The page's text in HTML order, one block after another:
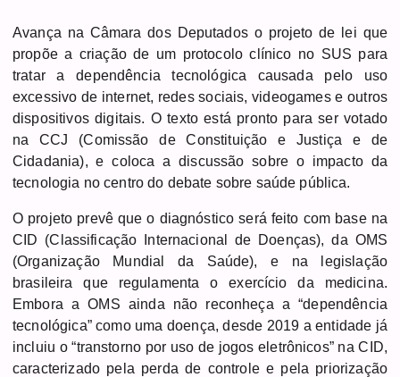
Avança na Câmara dos Deputados o projeto de lei que
propõe a criação de um protocolo clínico no SUS para
tratar a dependência tecnológica causada pelo uso
excessivo de internet, redes sociais, videogames e outros
dispositivos digitais. O texto está pronto para ser votado
na CCJ (Comissão de Constituição e Justiça e de
Cidadania), e coloca a discussão sobre o impacto da
tecnologia no centro do debate sobre saúde pública.
O projeto prevê que o diagnóstico será feito com base na
CID (Classificação Internacional de Doenças), da OMS
(Organização Mundial da Saúde), e na legislação
brasileira que regulamenta o exercício da medicina.
Embora a OMS ainda não reconheça a “dependência
tecnológica” como uma doença, desde 2019 a entidade já
incluiu o “transtorno por uso de jogos eletrônicos” na CID,
caracterizado pela perda de controle e pela priorização